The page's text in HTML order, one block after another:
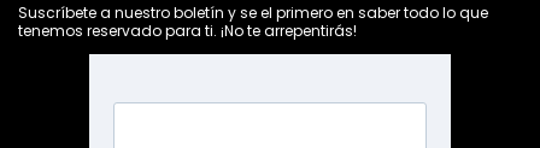
Suscríbete a nuestro boletín y se el primero en saber todo lo que
tenemos reservado para ti. ¡No te arrepentirás!